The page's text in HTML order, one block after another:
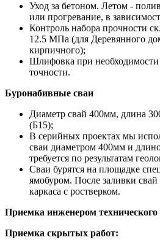
Уход за бетоном. Летом -
или прогревание, в
Контроль набора прочности
12.5 МПа (для Деревянного
кирпичного);
Шлифовка при
точности.
Буронабивные сваи
Диаметр свай 400мм, длина
(Б15);
В серийных проектах мы
сваи диаметром 400мм и
требуется по результатам
Сваи бурятся на площадке
ямобуром. После заливки свай
каркаса с ростверком.
Приемка инженером технического
Приемка скрытых работ: